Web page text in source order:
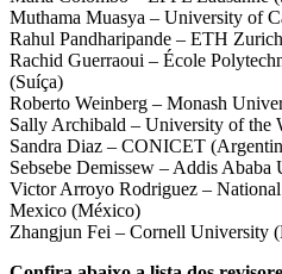
Muthama Muasya – University of
Rahul Pandharipande – ETH
Rachid Guerraoui – École
(Suíça)
Roberto Weinberg – Monash
Sally Archibald – University of the
Sandra Diaz – CONICET
Sebsebe Demissew – Addis
Victor Arroyo Rodriguez –
Mexico (México)
Zhangjun Fei – Cornell University